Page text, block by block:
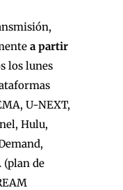
a partir
los lunes
U-NEXT,
Hulu,
(plan de